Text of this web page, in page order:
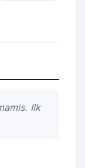
Ilk